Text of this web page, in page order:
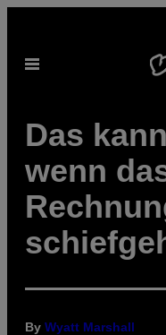
content
Open
Das
wenn
By Wyatt Marshall